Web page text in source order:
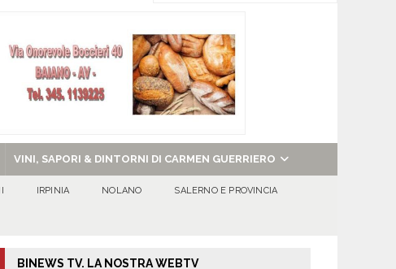
VINI, SAPORI & DINTORNI DI CARMEN GUERRIERO
IRPINIA NOLANO SALERNO E PROVINCIA
BINEWS TV. LA NOSTRA WEBTV